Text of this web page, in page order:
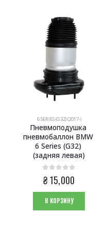
6 SERIES (G32) (2017-)
Пневмоподушка
пневмобаллон BMW
6 Series (G32)
(задняя левая)
₴15,000
В КОРЗИНУ